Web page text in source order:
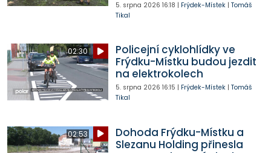
5. srpna 2026 16:18 | Frýdek-Místek| Tomáš
Tikal
02:30
Policejní cyklohlídky ve
Frýdku-Místku budou jezdit
na elektrokolech
5. srpna 2026 16:15 | Frýdek-Místek| Tomáš
Tikal
02:53
Dohoda Frýdku-Místku a
Slezanu Holding přinesla